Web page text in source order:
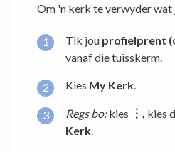
Om 'n kerk te verwyder wat
Tik jou profielprent
vanaf die tuisskerm.
Kies My Kerk.
Regs bo:kies ︙, kies
Kerk.